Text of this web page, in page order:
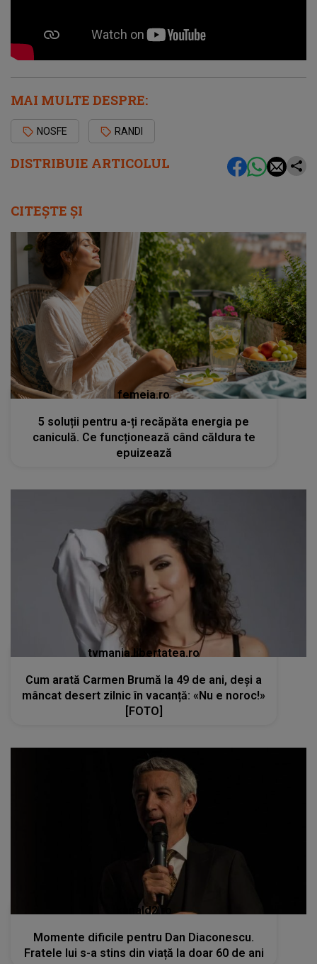
DISTRIBUIE ARTICOLUL
MAI MULTE DESPRE:
NOSFE RANDI
CITEȘTE ȘI
femeia.ro
5 soluții pentru a-ți recăpăta energia pe
caniculă. Ce funcționează când căldura te
epuizează
tvmania.libertatea.ro
Cum arată Carmen Brumă la 49 de ani, deși a
mâncat desert zilnic în vacanță: «Nu e noroc!»
[FOTO]
kanald2.ro
Momente dificile pentru Dan Diaconescu.
Fratele lui s-a stins din viață la doar 60 de ani